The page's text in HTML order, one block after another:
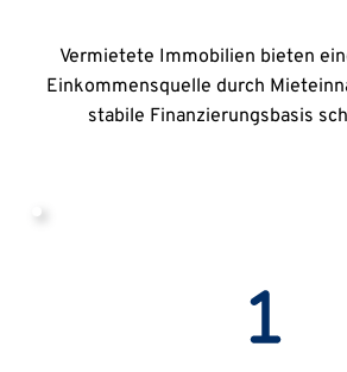
Vermietete Immobilien bieten
Einkommensquelle durch
stabile Finanzierungsbasis